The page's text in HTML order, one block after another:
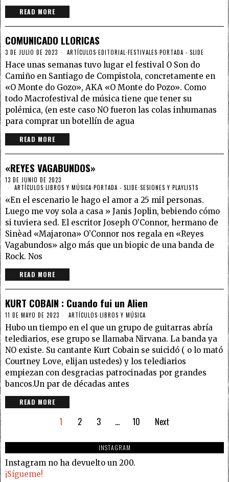
READ MORE
COMUNICADO LLORICAS
3 DE JULIO DE 2023 ARTÍCULOS·EDITORIAL·FESTIVALES·PORTADA - SLIDE
Hace unas semanas tuvo lugar el festival O Son do
Camiño en Santiago de Compistola, concretamente en
«O Monte do Gozo», AKA «O Monte do Pozo». Como
todo Macrofestival de música tiene que tener su
polémica, (en este caso NO fueron las colas inhumanas
para comprar un botellín de agua
READ MORE
«REYES VAGABUNDOS»
13 DE JUNIO DE 2023
ARTÍCULOS·LIBROS Y MÚSICA·PORTADA - SLIDE·SESIONES Y PLAYLISTS
«En el escenario le hago el amor a 25 mil personas.
Luego me voy sola a casa » Janis Joplin, bebiendo cómo
si tuviera sed. El escritor Joseph O’Connor, hermano de
Sinèad «Majarona» O’Connor nos regala en «Reyes
Vagabundos» algo más que un biopic de una banda de
Rock. Nos
READ MORE
KURT COBAIN : Cuando fui un Alien
11 DE MAYO DE 2023 ARTÍCULOS·LIBROS Y MÚSICA
Hubo un tiempo en el que un grupo de guitarras abría
telediarios, ese grupo se llamaba Nirvana. La banda ya
NO existe. Su cantante Kurt Cobain se suicidó ( o lo mató
Courtney Love, elijan ustedes) y los telediarios
empiezan con desgracias patrocinadas por grandes
bancos.Un par de décadas antes
READ MORE
1 2 3 … 10 Next
INSTAGRAM
Instagram no ha devuelto un 200.
¡Sígueme!